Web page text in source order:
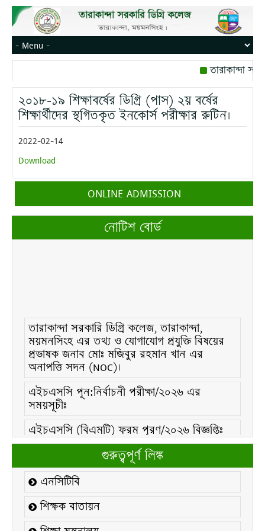
তারাকান্দা
রোজ বৃহস্পতিবার।
মোবাইল নম্বর:
২০১৮-১৯ শিক্ষাবর্ষের ডিগ্রি (পাস) ২য় বর্ষের
শিক্ষার্থীদের স্থগিতকৃত ইনকোর্স পরীক্ষার রুটিন।
2022-02-14
Download
ONLINE ADMISSION
নোটিশ বোর্ড
তারাকান্দা সরকারি ডিগ্রি কলেজ, তারাকান্দা,
ময়মনসিংহ এর তথ্য ও যোগাযোগ প্রযুক্তি বিষয়ের
প্রভাষক জনাব মোঃ মজিবুর রহমান খান এর
অনাপত্তি সদন (NOC)।
এইচএসসি পূন:নির্বাচনী পরীক্ষা/২০২৬ এর
সময়সূচীঃ
এইচএসসি (বিএমটি) ফরম পূরণ/২০২৬ বিজ্ঞপ্তিঃ
এইচএসসি ফরম/২০২৬ পূরণ বিজ্ঞপ্তিঃ
২১ ফেব্রুয়ারি/২০২৬ ইং তারিখে “শহিদ দিবস ও
আন্তর্জাতিক মাতৃভাষা দিবস-২০২৬ উদযাপন
উপলক্ষ্যে নোটিশঃ
কলেজ বন্ধ সংক্রান্ত নোটিশঃ
গুরুত্বপূর্ণ লিঙ্ক
এনসিটিবি
শিক্ষক বাতায়ন